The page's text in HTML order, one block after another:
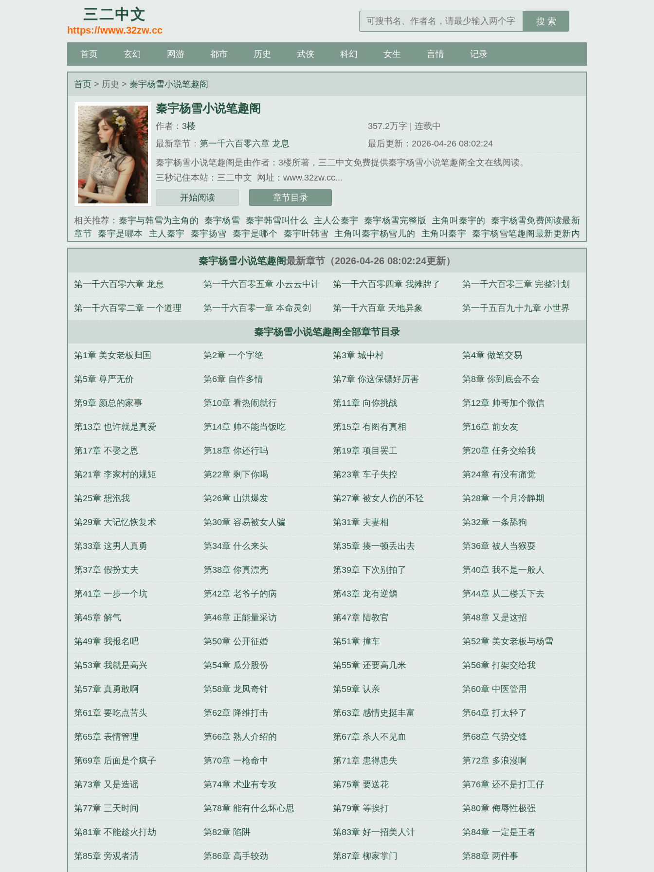
三二中文
https://www.32zw.cc
搜 索
首页 玄幻 网游 都市 历史 武侠 科幻 女生 言情 记录
首页 > 历史 > 秦宇杨雪小说笔趣阁
秦宇杨雪小说笔趣阁
作者： 3楼
357.2万字 | 连载中
最新章节：第一千六百零六章 龙息
最后更新：2026-04-26 08:02:24
秦宇杨雪小说笔趣阁是由作者：3楼所著，三二中文免费提供秦宇杨雪小说笔趣阁全文在线阅读。
三秒记住本站：三二中文 网址：www.32zw.cc...
《秦宇杨雪小说笔趣阁》是3楼精心创作的历史类小说。
开始阅读 章节目录
相关推荐： 秦宇与韩雪为主角的 秦宇杨雪 秦宇韩雪叫什么 主人公秦宇 秦宇杨雪完整版 主角叫秦宇的
秦宇杨雪免费阅读最新
章节
秦宇是哪本 主人秦宇 秦宇扬雪 秦宇是哪个 秦宇叶韩雪 主角叫秦宇杨雪儿的 主角叫秦宇
秦宇杨雪笔趣阁最新更新内
容 秦宇什么 韩雪 秦宇的 主角叫秦宇韩雪的 杨雪秦宇的 那部主角叫秦宇 关于秦宇韩雪的 秦宇 韩雪
秦宇杨雪小说笔趣阁最新章节（2026-04-26 08:02:24更新）
第一千六百零六章 龙息 第一千六百零五章 小云云中计 第一千六百零四章 我摊牌了 第一千六百零三章 完整计划
第一千六百零二章 一个道理 第一千六百零一章 本命灵剑 第一千六百章 天地异象 第一千五百九十九章 小世界
秦宇杨雪小说笔趣阁全部章节目录
第1章 美女老板归国 第2章 一个字绝 第3章 城中村 第4章 做笔交易
第5章 尊严无价 第6章 自作多情 第7章 你这保镖好厉害 第8章 你到底会不会
第9章 颜总的家事 第10章 看热闹就行 第11章 向你挑战 第12章 帅哥加个微信
第13章 也许就是真爱 第14章 帅不能当饭吃 第15章 有图有真相 第16章 前女友
第17章 不娶之恩 第18章 你还行吗 第19章 项目罢工 第20章 任务交给我
第21章 李家村的规矩 第22章 剩下你喝 第23章 车子失控 第24章 有没有痛觉
第25章 想泡我 第26章 山洪爆发 第27章 被女人伤的不轻 第28章 一个月冷静期
第29章 大记忆恢复术 第30章 容易被女人骗 第31章 夫妻相 第32章 一条舔狗
第33章 这男人真勇 第34章 什么来头 第35章 揍一顿丢出去 第36章 被人当猴耍
第37章 假扮丈夫 第38章 你真漂亮 第39章 下次别拍了 第40章 我不是一般人
第41章 一步一个坑 第42章 老爷子的病 第43章 龙有逆鳞 第44章 从二楼丢下去
第45章 解气 第46章 正能量采访 第47章 陆教官 第48章 又是这招
第49章 我报名吧 第50章 公开征婚 第51章 撞车 第52章 美女老板与杨雪
第53章 我就是高兴 第54章 瓜分股份 第55章 还要高几米 第56章 打架交给我
第57章 真勇敢啊 第58章 龙凤奇针 第59章 认亲 第60章 中医管用
第61章 要吃点苦头 第62章 降维打击 第63章 感情史挺丰富 第64章 打太轻了
第65章 表情管理 第66章 熟人介绍的 第67章 杀人不见血 第68章 气势交锋
第69章 后面是个疯子 第70章 一枪命中 第71章 患得患失 第72章 多浪漫啊
第73章 又是造谣 第74章 术业有专攻 第75章 要送花 第76章 还不是打工仔
第77章 三天时间 第78章 能有什么坏心思 第79章 等挨打 第80章 侮辱性极强
第81章 不能趁火打劫 第82章 陷阱 第83章 好一招美人计 第84章 一定是王者
第85章 旁观者清 第86章 高手较劲 第87章 柳家掌门 第88章 两件事